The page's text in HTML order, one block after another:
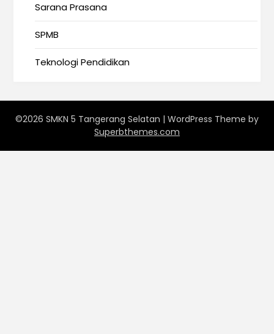
Sarana Prasana
SPMB
Teknologi Pendidikan
©2026 SMKN 5 Tangerang Selatan | WordPress Theme by
Superbthemes.com